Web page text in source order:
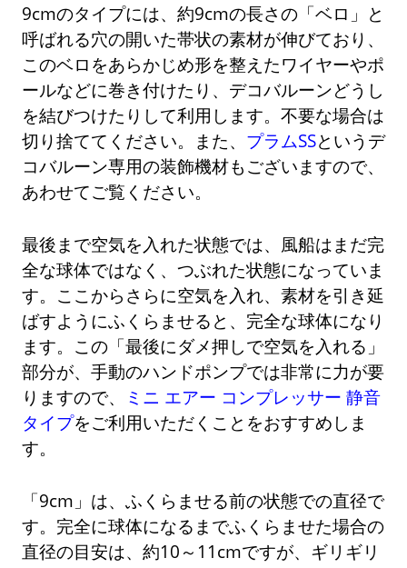
9cmのタイプには、約9cmの長さの「ベロ」と
呼ばれる穴の開いた帯状の素材が伸びており、
このベロをあらかじめ形を整えたワイヤーやポ
ールなどに巻き付けたり、デコバルーンどうし
を結びつけたりして利用します。不要な場合は
切り捨ててください。また、 プラムSSというデ
コバルーン専用の装飾機材もございますので、
あわせてご覧ください。
最後まで空気を入れた状態では、風船はまだ完
全な球体ではなく、つぶれた状態になっていま
す。ここからさらに空気を入れ、素材を引き延
ばすようにふくらませると、完全な球体になり
ます。この「最後にダメ押しで空気を入れる」
部分が、手動のハンドポンプでは非常に力が要
りますので、
ミニ エアー コンプレッサー 静音
タイプをご利用いただくことをおすすめしま
す。
「9cm」は、ふくらませる前の状態での直径で
す。完全に球体になるまでふくらませた場合の
直径の目安は、約10～11cmですが、ギリギリ